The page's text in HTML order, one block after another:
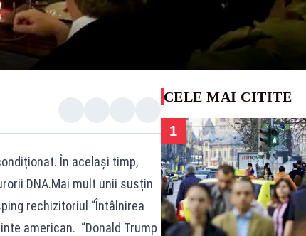
În același timp,
DNA.Mai mult unii susțin
rechizitoriul “Întâlnirea
american. “Donald Trump
CELE MAI CITITE
1